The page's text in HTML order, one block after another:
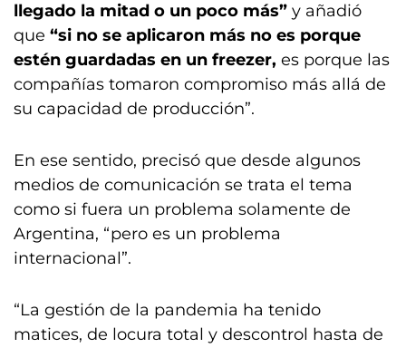
llegado la mitad o un poco más” y añadió
que “si no se aplicaron más no es porque
estén guardadas en un freezer, es porque las
compañías tomaron compromiso más allá de
su capacidad de producción”.
En ese sentido, precisó que desde algunos
medios de comunicación se trata el tema
como si fuera un problema solamente de
Argentina, “pero es un problema
internacional”.
“La gestión de la pandemia ha tenido
matices, de locura total y descontrol hasta de